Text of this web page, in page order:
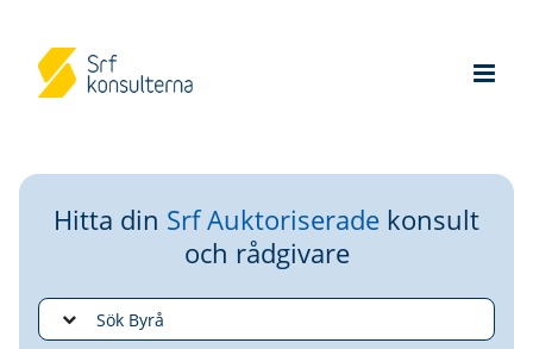
Hitta din Srf Auktoriserade konsult
och rådgivare